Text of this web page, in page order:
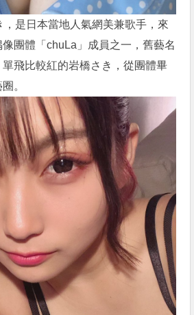
是日本當地人氣網美兼歌手，來
團體「chuLa」成員之一，舊藝名
飛比較紅的岩橋さき，從團體畢
。